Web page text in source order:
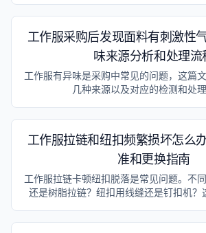
工作服采购后发现面料有刺激性
味来源分析和处理流
工作服有异味是采购中常见的问题，这篇
几种来源以及对应的检测和处理
工作服拉链和纽扣频繁损坏怎么
准和更换指南
工作服拉链卡顿纽扣脱落是常见问题。不
还是树脂拉链？纽扣用线缝还是钉扣机？